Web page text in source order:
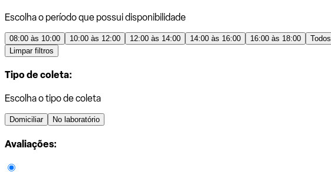
Escolha o período que possui disponibilidade
08:00 às 10:00 10:00 às 12:00 12:00 às 14:00 14:00 às 16:00 16:00 às 18:00
Todos
Limpar filtros
Tipo de coleta:
Escolha o tipo de coleta
Domiciliar No laboratório
Avaliações: